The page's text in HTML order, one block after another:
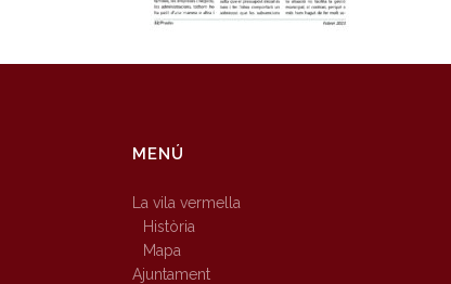
MENÚ
La vila vermella
Història
Mapa
Ajuntament